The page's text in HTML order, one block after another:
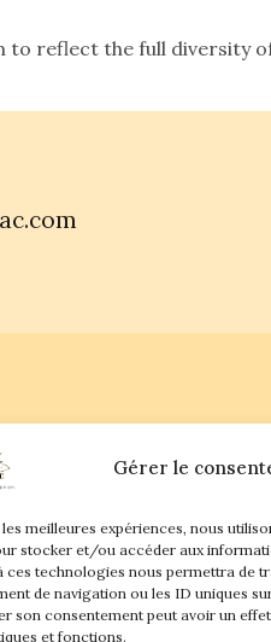
Gérer le
meilleures expériences, nous
stocker et/ou accéder aux
ces technologies nous permettra de
de navigation ou les ID uniques
son consentement peut avoir un
et fonctions.
to reflect the full diversity